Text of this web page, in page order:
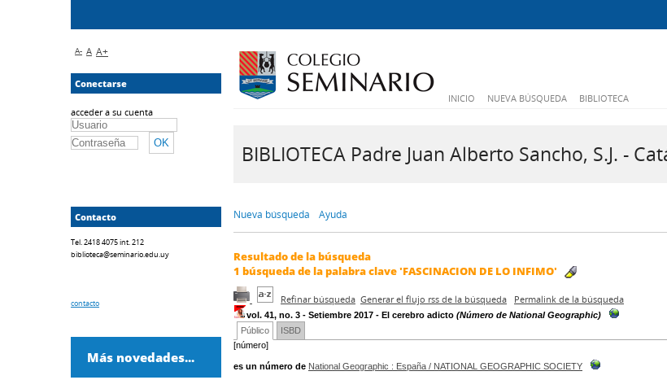
INICIO NUEVA BÚSQUEDA BIBLIOTECA
BIBLIOTECA Padre Juan Alberto Sancho, S.J. -
Nueva búsqueda Ayuda
Resultado de la búsqueda
1 búsqueda de la palabra clave'FASCINACION DE LO INFIMO'
Refinar búsqueda Generar el flujo rss de la búsqueda Permalink de la búsqueda
vol. 41, no. 3 - Setiembre 2017 - El cerebro adicto (Número de National Geographic)
Público
ISBD
[número]
es un número de National Geographic : España / NATIONAL GEOGRAPHIC SOCIETY
A- A A+
Conectarse
acceder a su cuenta
Contacto
Tel. 2418 4075 int. 212
biblioteca@seminario.edu.uy
contacto
Más novedades...